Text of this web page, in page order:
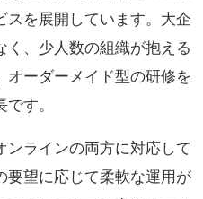
スを展開しています。大企
、少人数の組織が抱える
オーダーメイド型の研修を
す。
ンラインの両方に対応して
要望に応じて柔軟な運用が